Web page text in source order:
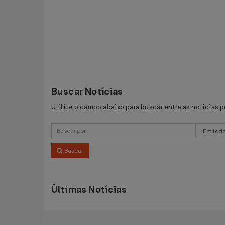
Buscar Notícias
Utilize o campo abaixo para buscar entre as notícias
Buscar
Últimas Notícias